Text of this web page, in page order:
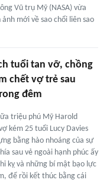
Vũ trụ Mỹ (NASA) vừa
mới về sao chổi liên sao
tuổi tan vỡ, chồng
chết vợ trẻ sau
đêm
triệu phú Mỹ Harold
kém 25 tuổi Lucy Davies
bằng hào nhoáng của sự
sau vẻ ngoài hạnh phúc ấy
kỵ và những bí mật bạo lực
để rồi kết thúc bằng cái